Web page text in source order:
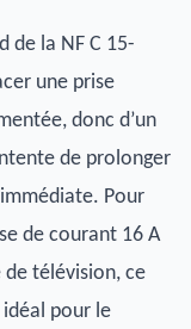
de la NF C 15-
une prise
donc d’un
de prolonger
Pour
de courant 16 A
télévision, ce
pour le